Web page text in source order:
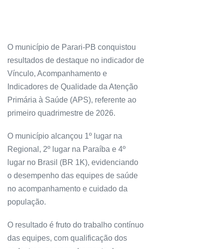
O município de Parari-PB conquistou
resultados de destaque no indicador de
Vínculo, Acompanhamento e
Indicadores de Qualidade da Atenção
Primária à Saúde (APS), referente ao
primeiro quadrimestre de 2026.
O município alcançou 1º lugar na
Regional, 2º lugar na Paraíba e 4º
lugar no Brasil (BR 1K), evidenciando
o desempenho das equipes de saúde
no acompanhamento e cuidado da
população.
O resultado é fruto do trabalho contínuo
das equipes, com qualificação dos